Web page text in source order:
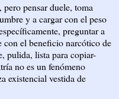
pensar duele, toma
y a cargar con el peso
preguntar a
el beneficio narcótico de
pulida, lista para copiar-
no es un fenómeno
existencial vestida de